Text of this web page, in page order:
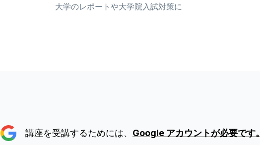
大学のレポートや大学院入試対策に
講座を受講するためには、 Google アカウントが必要です。